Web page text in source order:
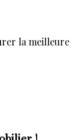
la meilleure